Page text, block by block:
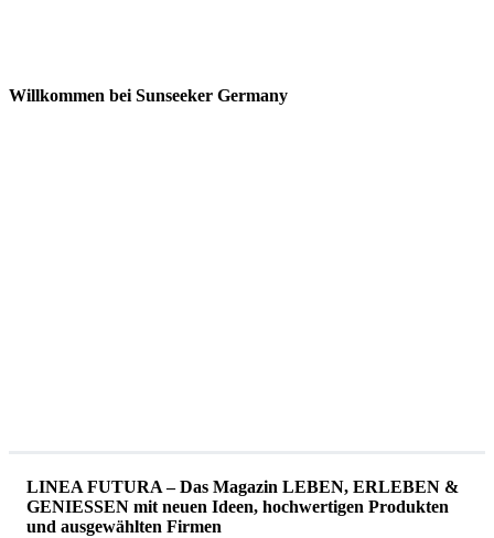
Willkommen bei Sunseeker Germany
LINEA FUTURA – Das Magazin LEBEN, ERLEBEN &
GENIESSEN mit neuen Ideen, hochwertigen Produkten
und ausgewählten Firmen